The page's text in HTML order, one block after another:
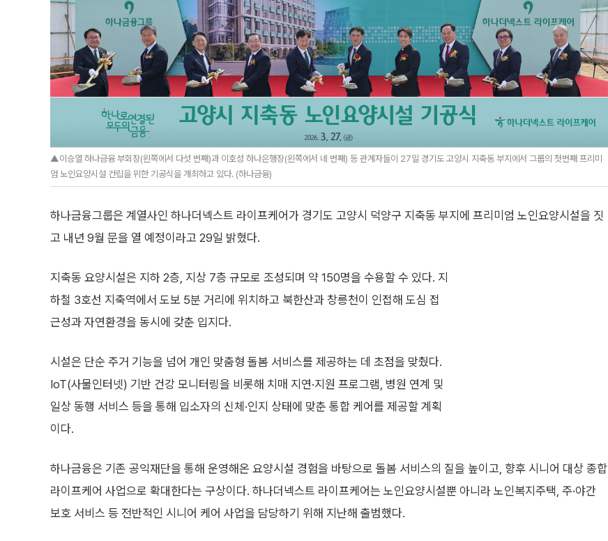
▲이승열 하나금융 부회장(왼쪽에서 다섯 번째)과 이호성 하나은행장(왼쪽에서 네 번째) 등 관계자들이 27일 경기도 고양시 지축동 부지에서 그룹의 첫번째 프리미
엄 노인요양시설 건립을 위한 기공식을 개최하고 있다. (하나금융)
하나금융그룹은 계열사인 하나더넥스트 라이프케어가 경기도 고양시 덕양구 지축동 부지에 프리미엄 노인요양시설을 짓
고 내년 9월 문을 열 예정이라고 29일 밝혔다.
지축동 요양시설은 지하 2층, 지상 7층 규모로 조성되며 약 150명을 수용할 수 있다. 지
하철 3호선 지축역에서 도보 5분 거리에 위치하고 북한산과 창릉천이 인접해 도심 접
근성과 자연환경을 동시에 갖춘 입지다.
시설은 단순 주거 기능을 넘어 개인 맞춤형 돌봄 서비스를 제공하는 데 초점을 맞췄다.
IoT(사물인터넷) 기반 건강 모니터링을 비롯해 치매 지연·지원 프로그램, 병원 연계 및
일상 동행 서비스 등을 통해 입소자의 신체·인지 상태에 맞춘 통합 케어를 제공할 계획
이다.
하나금융은 기존 공익재단을 통해 운영해온 요양시설 경험을 바탕으로 돌봄 서비스의 질을 높이고, 향후 시니어 대상 종합
라이프케어 사업으로 확대한다는 구상이다. 하나더넥스트 라이프케어는 노인요양시설뿐 아니라 노인복지주택, 주·야간
보호 서비스 등 전반적인 시니어 케어 사업을 담당하기 위해 지난해 출범했다.